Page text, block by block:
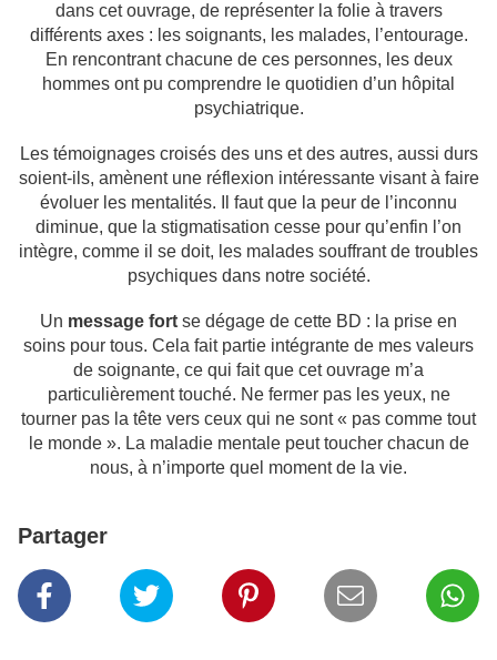
dans cet ouvrage, de représenter la folie à travers
différents axes : les soignants, les malades, l’entourage.
En rencontrant chacune de ces personnes, les deux
hommes ont pu comprendre le quotidien d’un hôpital
psychiatrique.
Les témoignages croisés des uns et des autres, aussi durs
soient-ils, amènent une réflexion intéressante visant à faire
évoluer les mentalités. Il faut que la peur de l’inconnu
diminue, que la stigmatisation cesse pour qu’enfin l’on
intègre, comme il se doit, les malades souffrant de troubles
psychiques dans notre société.
Un message fort se dégage de cette BD : la prise en
soins pour tous. Cela fait partie intégrante de mes valeurs
de soignante, ce qui fait que cet ouvrage m’a
particulièrement touché. Ne fermer pas les yeux, ne
tourner pas la tête vers ceux qui ne sont « pas comme tout
le monde ». La maladie mentale peut toucher chacun de
nous, à n’importe quel moment de la vie.
Partager